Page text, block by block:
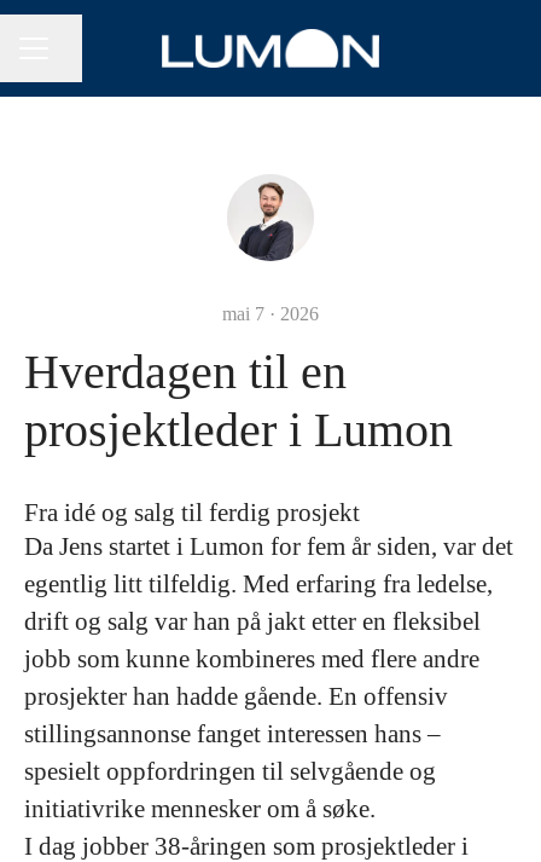
mai 7 · 2026
Hverdagen til en
prosjektleder i Lumon
Fra idé og salg til ferdig prosjekt
Da Jens startet i Lumon for fem år siden, var det
egentlig litt tilfeldig. Med erfaring fra ledelse,
drift og salg var han på jakt etter en fleksibel
jobb som kunne kombineres med flere andre
prosjekter han hadde gående. En offensiv
stillingsannonse fanget interessen hans –
spesielt oppfordringen til selvgående og
initiativrike mennesker om å søke.
I dag jobber 38-åringen som prosjektleder i